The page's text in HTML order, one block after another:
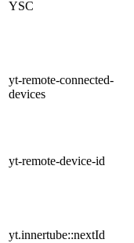
YSC
yt-remote-connected-
devices
yt-remote-device-id
yt.innertube::nextId